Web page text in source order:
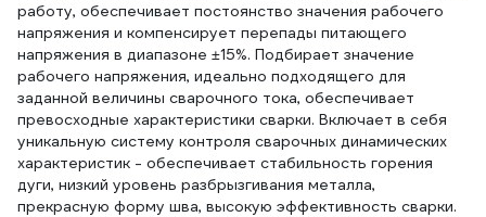
работу, обеспечивает постоянство значения рабочего
напряжения и компенсирует перепады питающего
напряжения в диапазоне ±15%. Подбирает значение
рабочего напряжения, идеально подходящего для
заданной величины сварочного тока, обеспечивает
превосходные характеристики сварки. Включает в себя
уникальную систему контроля сварочных динамических
характеристик - обеспечивает стабильность горения
дуги, низкий уровень разбрызгивания металла,
прекрасную форму шва, высокую эффективность сварки.